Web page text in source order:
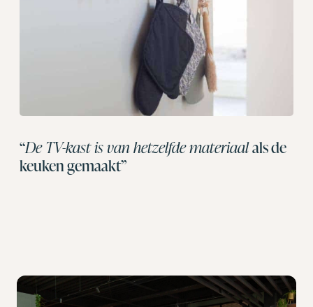
“De TV-kast is van hetzelfde materiaalals de
keuken gemaakt”